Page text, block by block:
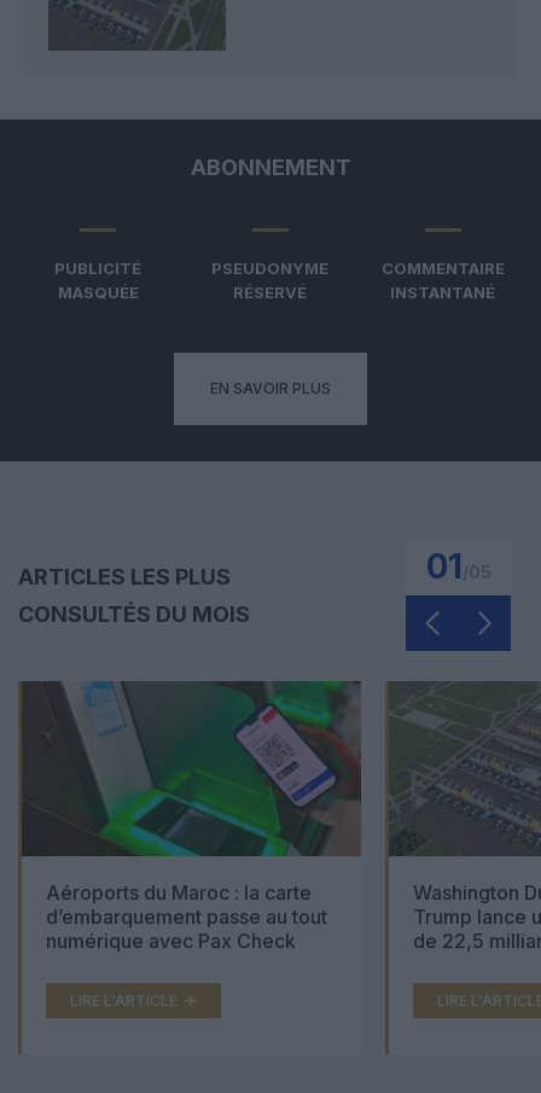
ABONNEMENT
PUBLICITÉ
MASQUÉE
PSEUDONYME
RÉSERVÉ
COMMENTAIRE
INSTANTANÉ
EN SAVOIR PLUS
ARTICLES LES PLUS
CONSULTÉS DU MOIS
01
Aéroports du Maroc : la carte
d’embarquement passe au tout
numérique avec Pax Check
LIRE L'ARTICLE
Washington
Trump lance
de 22,5
LIRE